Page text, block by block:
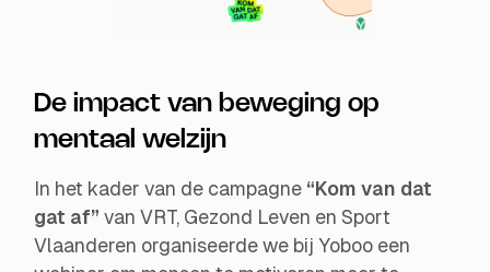
De impact van beweging op
mentaal welzijn
In het kader van de campagne “Kom van dat
gat af” van VRT, Gezond Leven en Sport
Vlaanderen organiseerde we bij Yoboo een